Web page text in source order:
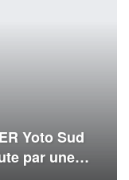
Yoto Sud
par une…